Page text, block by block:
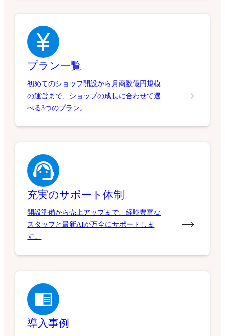
プラン一覧
初めてのショップ開設から月商数億円規模
の運営まで、ショップの成長に合わせて選
べる3つのプラン。
充実のサポート体制
開設準備から売上アップまで、経験豊富な
スタッフと最新AIが万全にサポートしま
す。
導入事例